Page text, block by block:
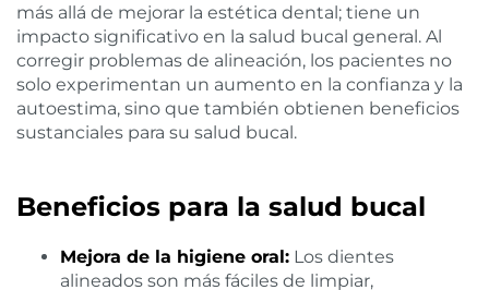
más allá de mejorar la estética dental; tiene un
impacto significativo en la salud bucal general. Al
corregir problemas de alineación, los pacientes no
solo experimentan un aumento en la confianza y la
autoestima, sino que también obtienen beneficios
sustanciales para su salud bucal.
Beneficios para la salud bucal
Mejora de la higiene oral: Los dientes
alineados son más fáciles de limpiar,